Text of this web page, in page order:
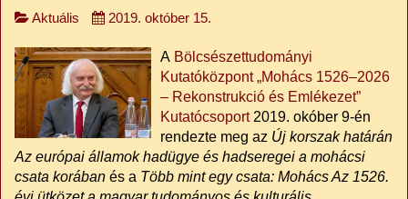
Aktuális 2019. október 15.
A Bölcsészettudományi
Kutatóközpont „Mohács 1526–2026
– Rekonstrukció és Emlékezet”
Kutatócsoport 2019. okóber 9-én
rendezte meg az Új korszak határán
Az európai államok hadügye és hadseregei a mohácsi
csata korában és a Több mint egy csata: Mohács Az 1526.